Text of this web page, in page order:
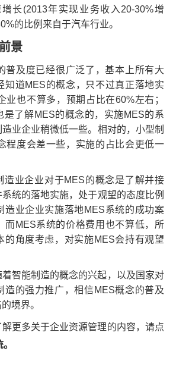
长(2013年实现业务收入20-30%增
的比例来自于汽车行业。
景
普及度已经很广泛了，基本上所有大
知道MES的概念，只不过真正落地实
业也不算多，预期占比在60%左右；
是了解MES的概念的，实施MES的系
业企业稍微低一些。相对的，小型制
程度会差一些，实施的占比会更低一
造业企业对于MES的概念是了解并接
统的落地实施，处于观望的态度比例
造业企业实施落地MES系统的成功案
而MES系统的价格费用也不算低，所
的角度考虑，对实施MES会持有观望
智能制造的概念的兴起，以及国家对
造的强力推广，相信MES概念的普及
境界。
解更多关于企业资源管理的内容，请点